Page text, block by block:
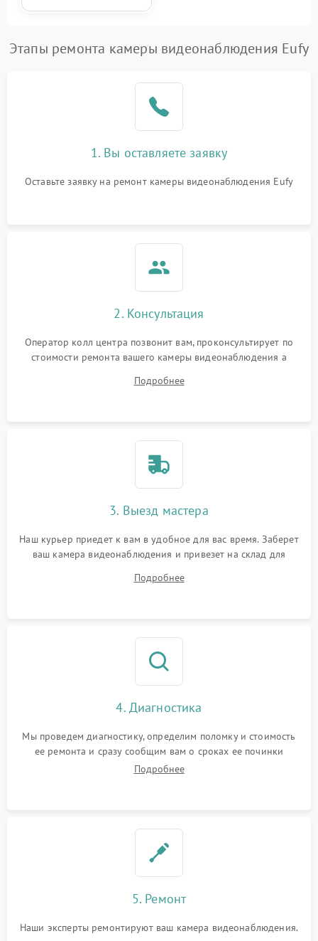
Этапы ремонта камеры видеонаблюдения Eufy
1. Вы оставляете заявку
Оставьте заявку на ремонт камеры видеонаблюдения Eufy
2. Консультация
Оператор колл центра позвонит вам, проконсультирует по
стоимости ремонта вашего камеры видеонаблюдения а
Подробнее
3. Выезд мастера
Наш курьер приедет к вам в удобное для вас время. Заберет
ваш камера видеонаблюдения и привезет на склад для
Подробнее
4. Диагностика
Мы проведем диагностику, определим поломку и стоимость
ее ремонта и сразу сообщим вам о сроках ее починки
Подробнее
5. Ремонт
Наши эксперты ремонтируют ваш камера видеонаблюдения.